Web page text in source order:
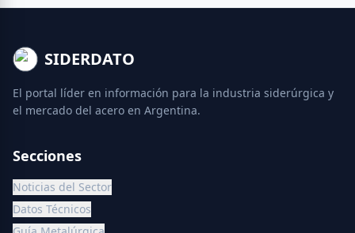
SIDERDATO
El portal líder en información para la industria siderúrgica y
el mercado del acero en Argentina.
Secciones
Noticias del Sector
Datos Técnicos